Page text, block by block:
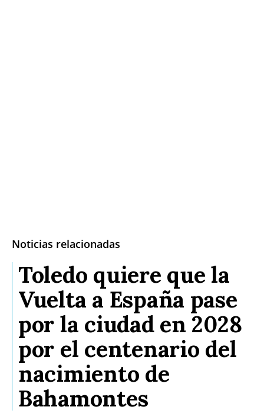
Noticias relacionadas
Toledo quiere que la
Vuelta a España pase
por la ciudad en 2028
por el centenario del
nacimiento de
Bahamontes